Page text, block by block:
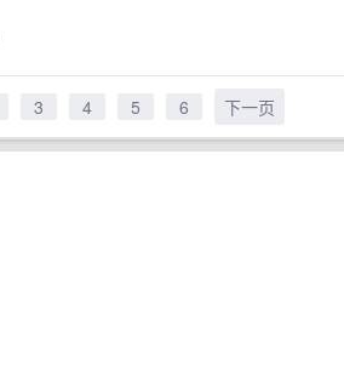
3 4 5 6 下一页